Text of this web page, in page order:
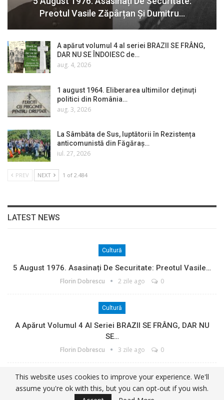
Preotul Vasile Zăpârțan Și Dumitru…
A apărut volumul 4 al seriei BRAZII SE FRÂNG,
DAR NU SE ÎNDOIESC de…
aug. 4, 2026
1 august 1964. Eliberarea ultimilor deținuți
politici din România…
aug. 3, 2026
La Sâmbăta de Sus, luptătorii în Rezistența
anticomunistă din Făgăraș…
iul. 27, 2026
PREV NEXT 1 of 2.484
LATEST NEWS
Cultură
5 August 1976. Asasinați De Securitate: Preotul Vasile…
Florin Dobrescu 2 zile ago 0
Cultură
A Apărut Volumul 4 Al Seriei BRAZII SE FRÂNG, DAR NU
SE…
Florin Dobrescu 3 zile ago 0
Cultură
1 August 1964. Eliberarea Ultimilor Deținuți Politici…
This website uses cookies to improve your experience. We'll
assume you're ok with this, but you can opt-out if you wish.